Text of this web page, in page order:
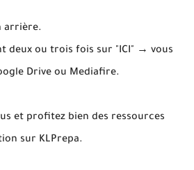
arrière.
deux ou trois fois sur "ICI" → vous
Drive ou Mediafire.
et profitez bien des ressources
sur KLPrepa.